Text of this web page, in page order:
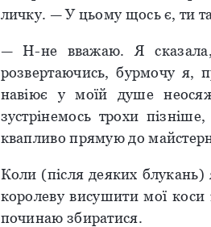
личку. — У цьому щось є, ти
— Н-не вважаю. Я
розвертаючись, бурмочу я,
навіює у моїй душе
зустрінемось трохи
квапливо прямую до
Коли (після деяких
королеву висушити мої
починаю збиратися.